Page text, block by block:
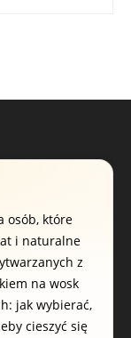
osób, które
i naturalne
z
na wosk
jak wybierać,
cieszyć się